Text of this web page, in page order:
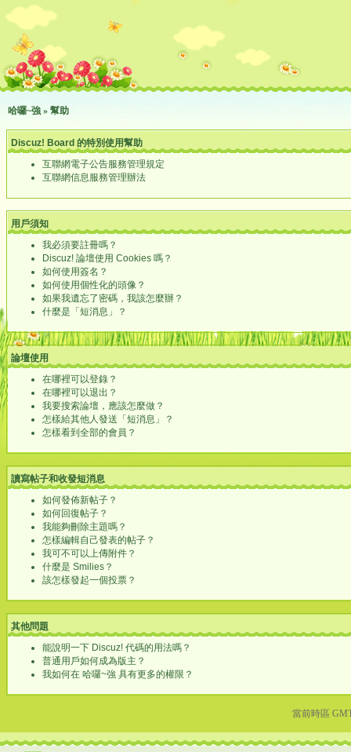
哈囉~強» 幫助
Discuz! Board 的特別使用幫助
互聯網電子公告服務管理規定
互聯網信息服務管理辦法
用戶須知
我必須要註冊嗎？
Discuz! 論壇使用 Cookies 嗎？
如何使用簽名？
如何使用個性化的頭像？
如果我遺忘了密碼，我該怎麼辦？
什麼是「短消息」？
論壇使用
在哪裡可以登錄？
在哪裡可以退出？
我要搜索論壇，應該怎麼做？
怎樣給其他人發送「短消息」？
怎樣看到全部的會員？
讀寫帖子和收發短消息
如何發佈新帖子？
如何回復帖子？
我能夠刪除主題嗎？
怎樣編輯自己發表的帖子？
我可不可以上傳附件？
什麼是 Smilies？
該怎樣發起一個投票？
其他問題
能說明一下 Discuz! 代碼的用法嗎？
普通用戶如何成為版主？
我如何在 哈囉~強 具有更多的權限？
當前時區